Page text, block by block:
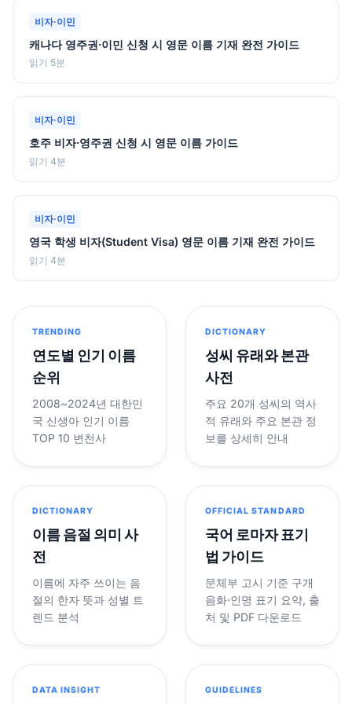
비자·이민
캐나다 영주권·이민 신청 시 영문 이름 기재 완전 가이드
읽기 5분
비자·이민
호주 비자·영주권 신청 시 영문 이름 가이드
읽기 4분
비자·이민
영국 학생 비자(Student Visa) 영문 이름 기재 완전 가이드
읽기 4분
TRENDING
연도별 인기 이름
순위
2008~2024년 대한민
국 신생아 인기 이름
TOP 10 변천사
DICTIONARY
성씨 유래와 본관
사전
주요 20개 성씨의 역사
적 유래와 주요 본관 정
보를 상세히 안내
DICTIONARY
이름 음절 의미 사
전
이름에 자주 쓰이는 음
절의 한자 뜻과 성별 트
렌드 분석
OFFICIAL STANDARD
국어 로마자 표기
법 가이드
문체부 고시 기준 구개
음화·인명 표기 요약, 출
처 및 PDF 다운로드
DATA INSIGHT GUIDELINES